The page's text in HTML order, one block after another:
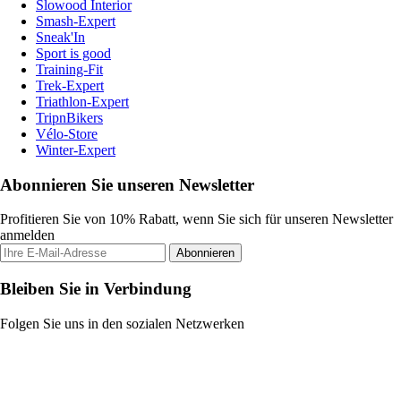
Slowood Interior
Smash-Expert
Sneak'In
Sport is good
Training-Fit
Trek-Expert
Triathlon-Expert
TripnBikers
Vélo-Store
Winter-Expert
Abonnieren Sie unseren Newsletter
Profitieren Sie von 10% Rabatt, wenn Sie sich für unseren Newsletter
anmelden
Abonnieren
Bleiben Sie in Verbindung
Folgen Sie uns in den sozialen Netzwerken